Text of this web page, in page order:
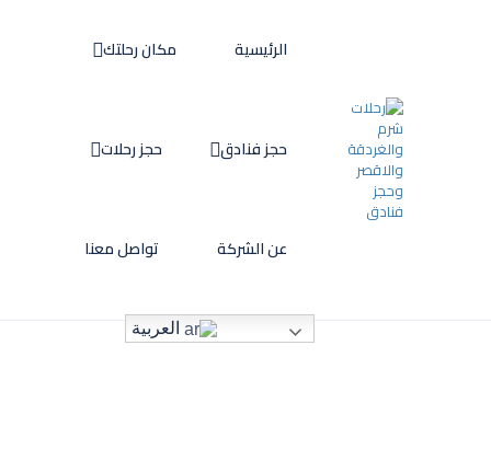
الرئيسية مكان رحلتك
حجز فنادق حجز رحلات
عن الشركة تواصل معنا
العربية